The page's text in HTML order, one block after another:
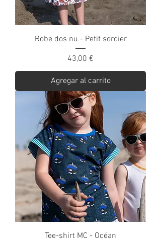
Robe dos nu - Petit sorcier
Precio
43,00 €
Agregar al carrito
Tee-shirt MC - Océan